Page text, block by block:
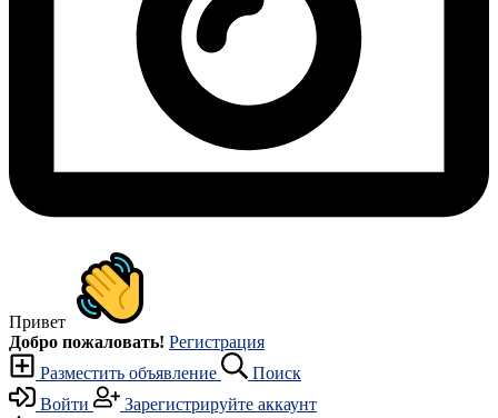
Привет
Добро пожаловать! Регистрация
Разместить объявление
Поиск
Войти
Зарегистрируйте аккаунт